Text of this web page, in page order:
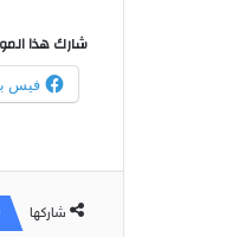
شارك هذا
فيس
شاركها